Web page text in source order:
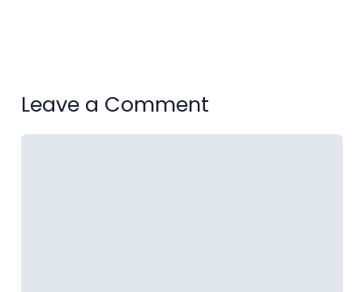
Leave a Comment